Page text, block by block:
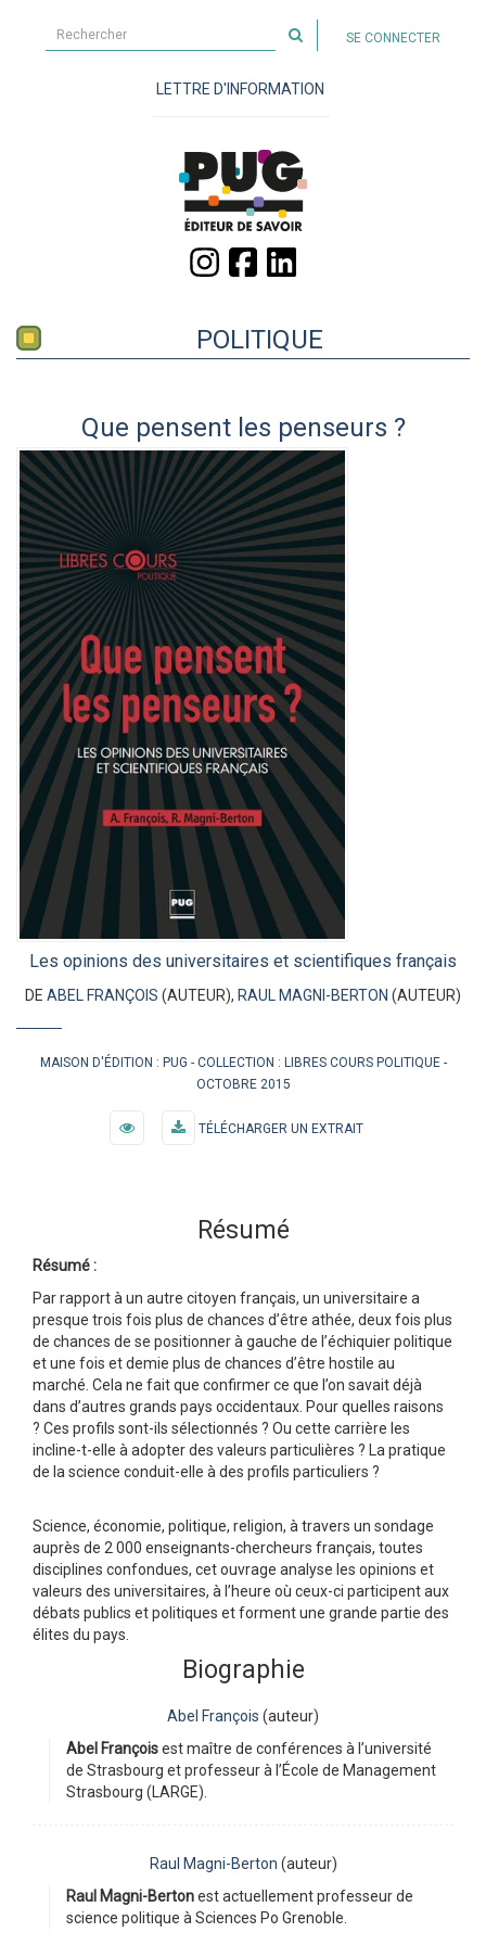
sur
site
SE CONNECTER
LETTRE D'INFORMATION
POLITIQUE
Que pensent les penseurs ?
Les opinions des universitaires et scientifiques français
DE ABEL FRANÇOIS (AUTEUR), RAUL MAGNI-BERTON (AUTEUR)
MAISON D'ÉDITION : PUG COLLECTION : LIBRES COURS POLITIQUE
OCTOBRE 2015
TÉLÉCHARGER UN EXTRAIT
Résumé
Résumé :
Par rapport à un autre citoyen français, un universitaire a
presque trois fois plus de chances d’être athée, deux fois plus
de chances de se positionner à gauche de l’échiquier politique
et une fois et demie plus de chances d’être hostile au
marché. Cela ne fait que confirmer ce que l’on savait déjà
dans d’autres grands pays occidentaux. Pour quelles raisons
? Ces profils sont-ils sélectionnés ? Ou cette carrière les
incline-t-elle à adopter des valeurs particulières ? La pratique
de la science conduit-elle à des profils particuliers ?
Science, économie, politique, religion, à travers un sondage
auprès de 2 000 enseignants-chercheurs français, toutes
disciplines confondues, cet ouvrage analyse les opinions et
valeurs des universitaires, à l’heure où ceux-ci participent aux
débats publics et politiques et forment une grande partie des
élites du pays.
Biographie
Abel François (auteur)
Abel Françoisest maître de conférences à l’université
de Strasbourg et professeur à l’École de Management
Strasbourg (LARGE).
Raul Magni-Berton (auteur)
Raul Magni-Bertonest actuellement professeur de
science politique à Sciences Po Grenoble.